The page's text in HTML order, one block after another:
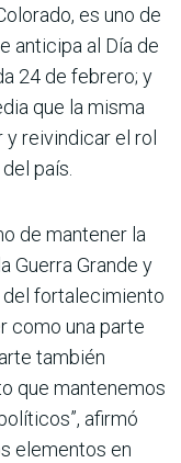
es uno de
anticipa al Día de
24 de febrero; y
que la misma
reivindicar el rol
país.
de mantener la
Guerra Grande y
fortalecimiento
como una parte
también
que mantenemos
afirmó
elementos en